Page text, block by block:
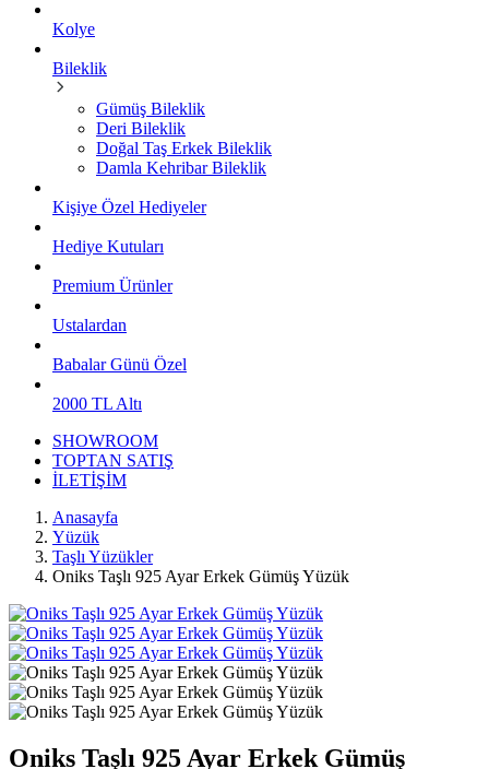
Kolye
Bileklik
Gümüş Bileklik
Deri Bileklik
Doğal Taş Erkek Bileklik
Damla Kehribar Bileklik
Kişiye Özel Hediyeler
Hediye Kutuları
Premium Ürünler
Ustalardan
Babalar Günü Özel
2000 TL Altı
SHOWROOM
TOPTAN SATIŞ
İLETİŞİM
Anasayfa
Yüzük
Taşlı Yüzükler
Oniks Taşlı 925 Ayar Erkek Gümüş Yüzük
Oniks Taşlı 925 Ayar Erkek Gümüş